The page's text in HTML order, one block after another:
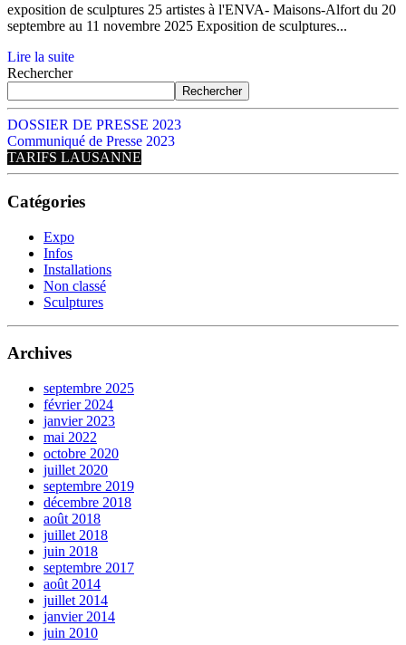
exposition de sculptures 25 artistes à l'ENVA- Maisons-Alfort du 20
septembre au 11 novembre 2025 Exposition de sculptures...
Lire la suite
Rechercher
Rechercher
DOSSIER DE PRESSE 2023
Communiqué de Presse 2023
TARIFS LAUSANNE
Catégories
Expo
Infos
Installations
Non classé
Sculptures
Archives
septembre 2025
février 2024
janvier 2023
mai 2022
octobre 2020
juillet 2020
septembre 2019
décembre 2018
août 2018
juillet 2018
juin 2018
septembre 2017
août 2014
juillet 2014
janvier 2014
juin 2010